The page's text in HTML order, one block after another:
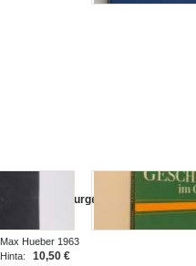
Deutsche Kulturgeschichte im
Max Hueber 1963
Hinta:
10,50 €